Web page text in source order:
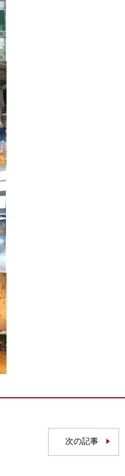
次の記事